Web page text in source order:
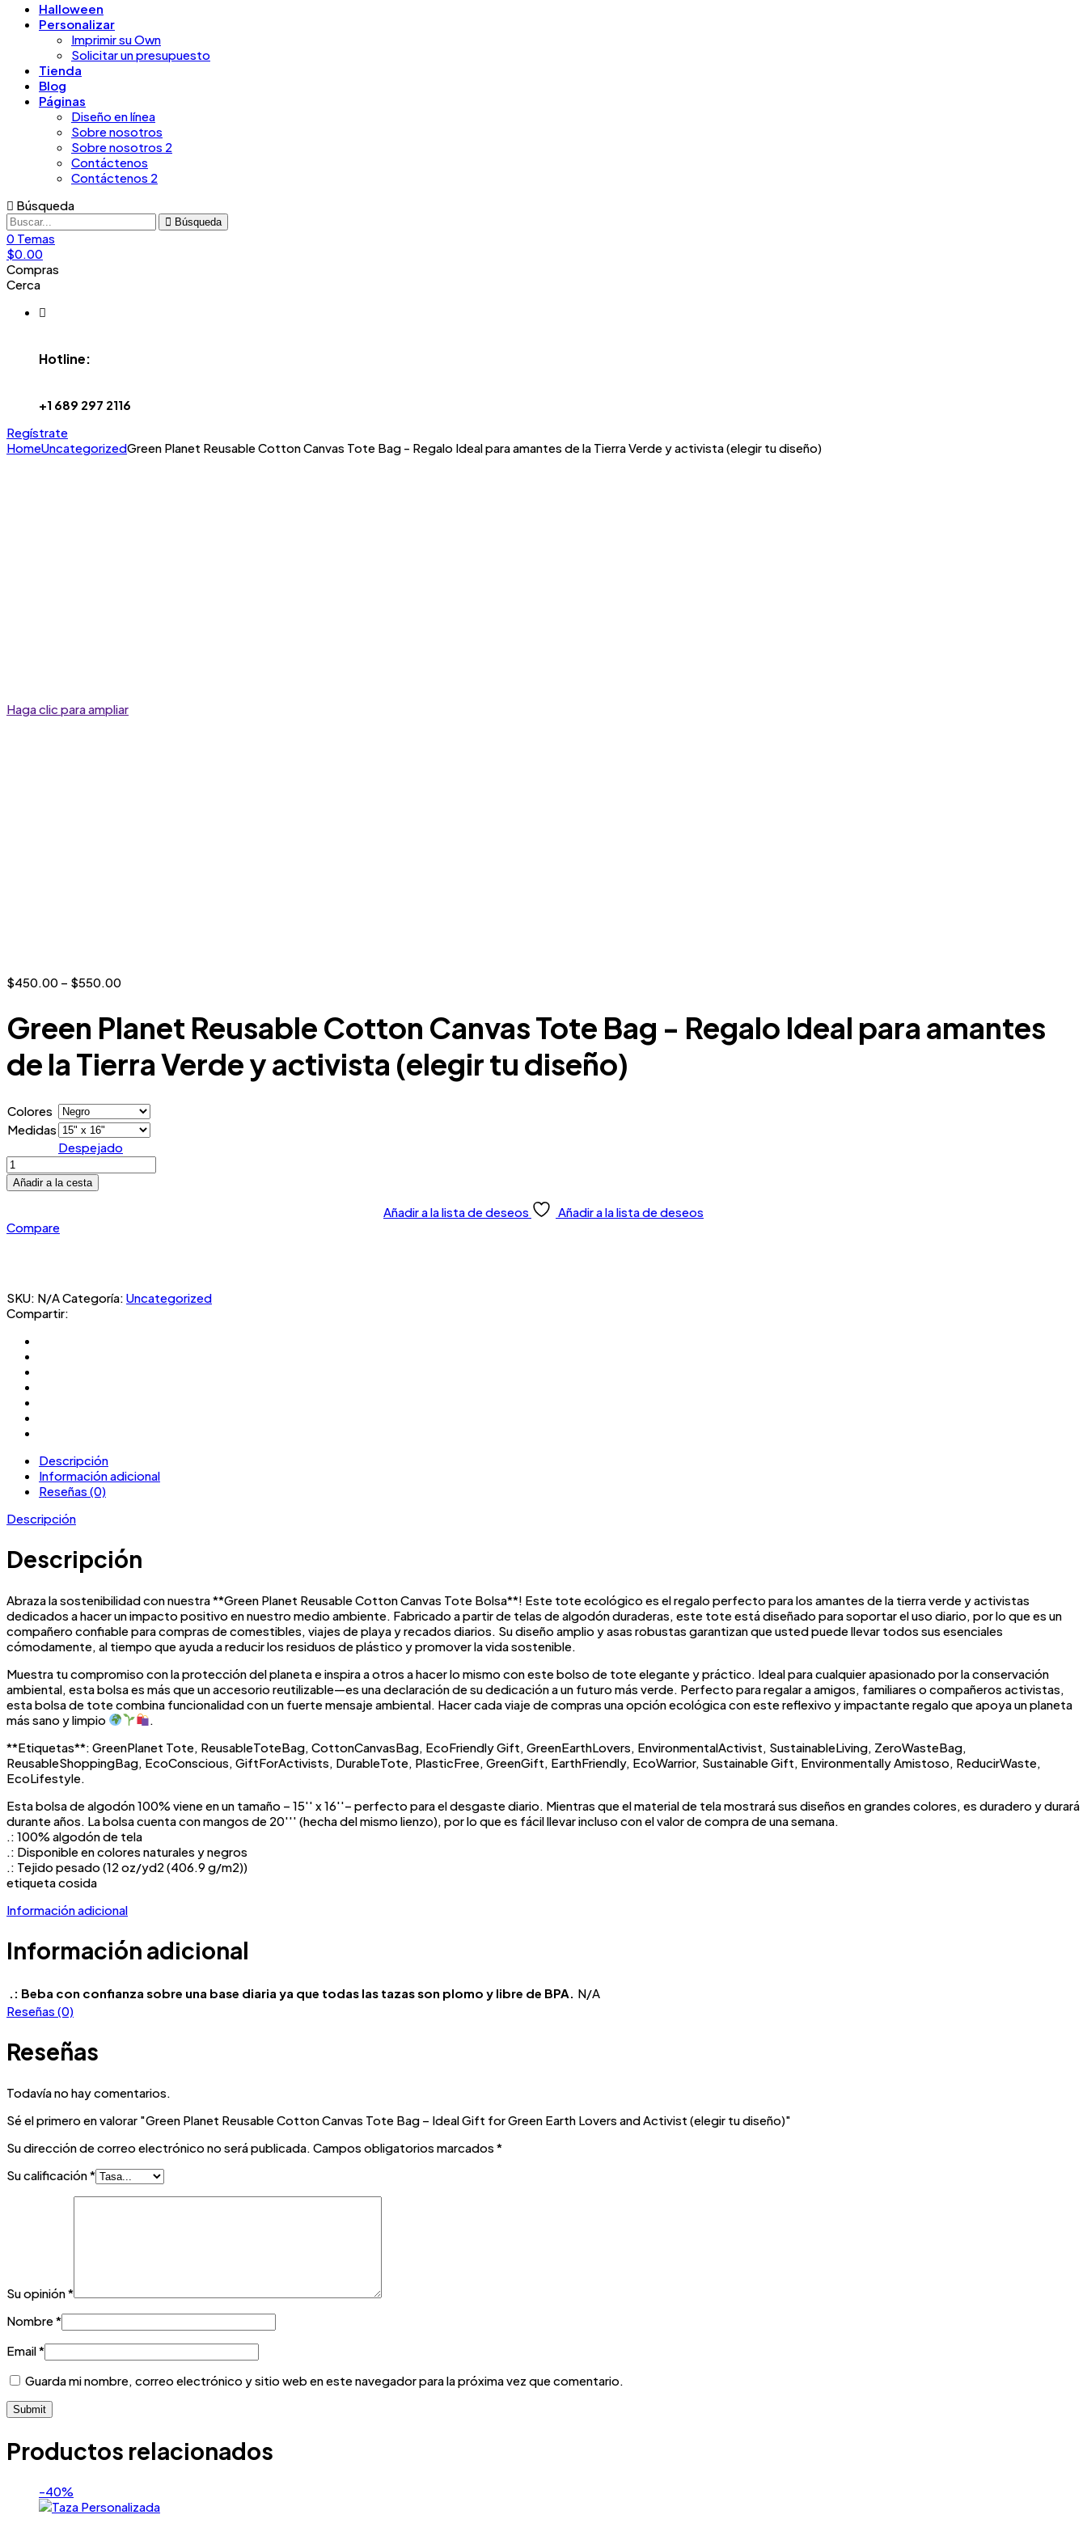
Halloween
Personalizar
Imprimir su Own
Solicitar un presupuesto
Tienda
Blog
Páginas
Diseño en línea
Sobre nosotros
Sobre nosotros 2
Contáctenos
Contáctenos 2
Búsqueda
Búsqueda
0 Temas
$0.00
Compras
Cerca
Hotline:
+1 689 297 2116
Regístrate
HomeUncategorizedGreen Planet Reusable Cotton Canvas Tote Bag - Regalo Ideal para amantes de la Tierra Verde y activista (elegir tu diseño)
Haga clic para ampliar
$450.00 – $550.00Price
through
$550.00
Green Planet Reusable Cotton Canvas Tote Bag - Regalo Ideal para amantes
de la Tierra Verde y activista (elegir tu diseño)
Colores
Medidas
Despejado
Green
Planet
Reusable
Canvas
Ideal
para
amantes
Tierra
Verde
cantidad
activista
(elegir
tu
Añadir a la cesta
Añadir a la lista de deseos
Añadir a la lista de deseos
Compare
SKU: N/ACategoría: Uncategorized
Compartir:
Descripción
Información adicional
Reseñas (0)
Descripción
Descripción
Abraza la sostenibilidad con nuestra **Green Planet Reusable Cotton Canvas Tote Bolsa**! Este tote ecológico es el regalo perfecto para los amantes de la tierra verde y activistas
dedicados a hacer un impacto positivo en nuestro medio ambiente. Fabricado a partir de telas de algodón duraderas, este tote está diseñado para soportar el uso diario, por lo que es un
compañero confiable para compras de comestibles, viajes de playa y recados diarios. Su diseño amplio y asas robustas garantizan que usted puede llevar todos sus esenciales
cómodamente, al tiempo que ayuda a reducir los residuos de plástico y promover la vida sostenible.
Muestra tu compromiso con la protección del planeta e inspira a otros a hacer lo mismo con este bolso de tote elegante y práctico. Ideal para cualquier apasionado por la conservación
ambiental, esta bolsa es más que un accesorio reutilizable—es una declaración de su dedicación a un futuro más verde. Perfecto para regalar a amigos, familiares o compañeros activistas,
esta bolsa de tote combina funcionalidad con un fuerte mensaje ambiental. Hacer cada viaje de compras una opción ecológica con este reflexivo y impactante regalo que apoya un planeta
más sano y limpio
**Etiquetas**: GreenPlanet Tote, ReusableToteBag, CottonCanvasBag, EcoFriendly Gift, GreenEarthLovers, EnvironmentalActivist, SustainableLiving, ZeroWasteBag,
ReusableShoppingBag, EcoConscious, GiftForActivists, DurableTote, PlasticFree, GreenGift, EarthFriendly, EcoWarrior, Sustainable Gift, Environmentally Amistoso, ReducirWaste,
EcoLifestyle.
Esta bolsa de algodón 100% viene en un tamaño – 15′′ x 16′′– perfecto para el desgaste diario. Mientras que el material de tela mostrará sus diseños en grandes colores, es duradero y durará
durante años. La bolsa cuenta con mangos de 20′′′ (hecha del mismo lienzo), por lo que es fácil llevar incluso con el valor de compra de una semana.
.: 100% algodón de tela
.: Disponible en colores naturales y negros
.: Tejido pesado (12 oz/yd2 (406.9 g/m2))
etiqueta cosida
Información adicional
Información adicional
.: Beba con confianza sobre una base diaria ya que todas las tazas son plomo y libre de BPA. N/A
Reseñas (0)
Reseñas
Todavía no hay comentarios.
Sé el primero en valorar "Green Planet Reusable Cotton Canvas Tote Bag – Ideal Gift for Green Earth Lovers and Activist (elegir tu diseño)"
Su dirección de correo electrónico no será publicada. Campos obligatorios marcados *
Su calificación*
Su opinión*
Nombre*
Email*
Guarda mi nombre, correo electrónico y sitio web en este navegador para la próxima vez que comentario.
Productos relacionados
-40%